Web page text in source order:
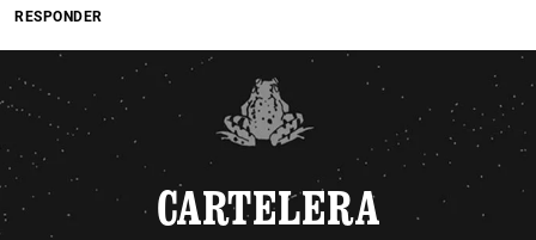
RESPONDER
CARTELERA